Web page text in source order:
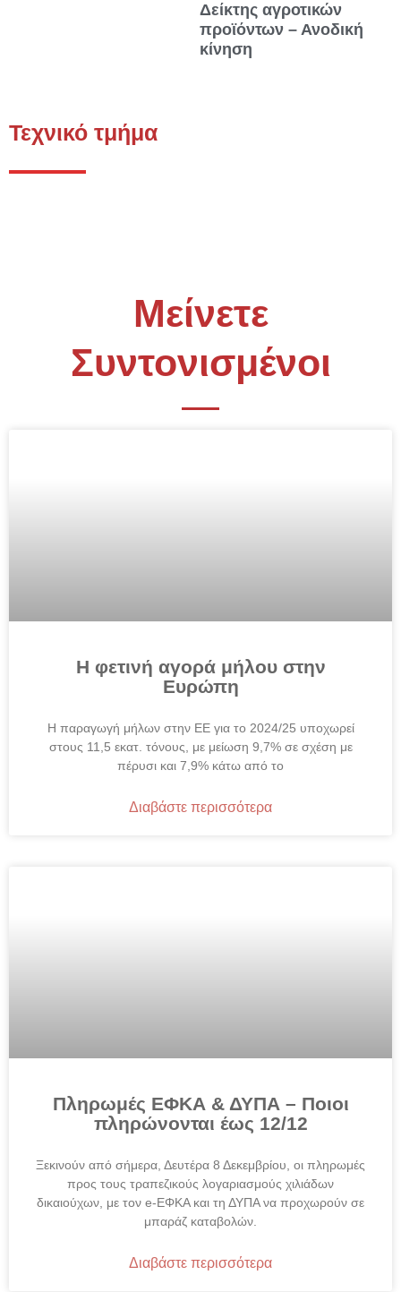
Δείκτης αγροτικών
προϊόντων – Ανοδική
κίνηση
Τεχνικό τμήμα
Μείνετε
Συντονισμένοι
Η φετινή αγορά μήλου στην
Ευρώπη
Η παραγωγή μήλων στην ΕΕ για το 2024/25 υποχωρεί
στους 11,5 εκατ. τόνους, με μείωση 9,7% σε σχέση με
πέρυσι και 7,9% κάτω από το
Διαβάστε περισσότερα
Πληρωμές ΕΦΚΑ & ΔΥΠΑ – Ποιοι
πληρώνονται έως 12/12
Ξεκινούν από σήμερα, Δευτέρα 8 Δεκεμβρίου, οι πληρωμές
προς τους τραπεζικούς λογαριασμούς χιλιάδων
δικαιούχων, με τον e-ΕΦΚΑ και τη ΔΥΠΑ να προχωρούν σε
μπαράζ καταβολών.
Διαβάστε περισσότερα